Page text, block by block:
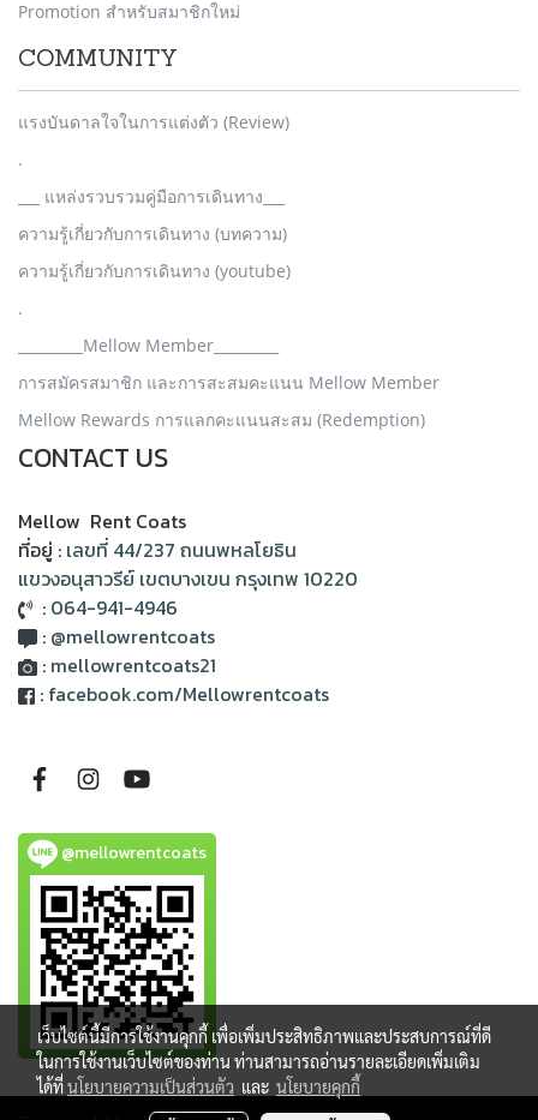
Promotion สำหรับสมาชิกใหม่
COMMUNITY
แรงบันดาลใจในการแต่งตัว (Review)
.
___ แหล่งรวบรวมคู่มือการเดินทาง___
ความรู้เกี่ยวกับการเดินทาง (บทความ)
ความรู้เกี่ยวกับการเดินทาง (youtube)
.
_________Mellow Member_________
การสมัครสมาชิก และการสะสมคะแนน Mellow Member
Mellow Rewards การแลกคะแนนสะสม (Redemption)
CONTACT US
Mellow Rent Coats
ที่อยู่ : เลขที่ 44/237 ถนนพหลโยธิน
แขวงอนุสาวรีย์ เขตบางเขน กรุงเทพ 10220
: 064-941-4946
: @mellowrentcoats
: mellowrentcoats21
: facebook.com/Mellowrentcoats
@mellowrentcoats
เว็บไซต์นี้มีการใช้งานคุกกี้ เพื่อเพิ่มประสิทธิภาพและประสบการณ์ที่ดี
ในการใช้งานเว็บไซต์ของท่าน ท่านสามารถอ่านรายละเอียดเพิ่มเติม
ได้ที่นโยบายความเป็นส่วนตัว และ นโยบายคุกกี้